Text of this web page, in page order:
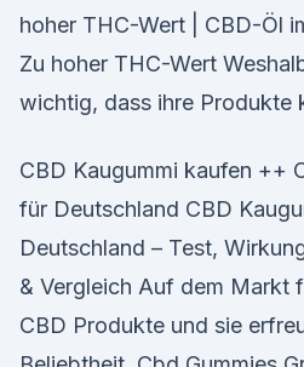
hoher THC-Wert | CBD-Öl
Zu hoher THC-Wert
wichtig, dass ihre Produkte
CBD Kaugummi kaufen ++
für Deutschland CBD
Deutschland – Test,
& Vergleich Auf dem Markt
CBD Produkte und sie